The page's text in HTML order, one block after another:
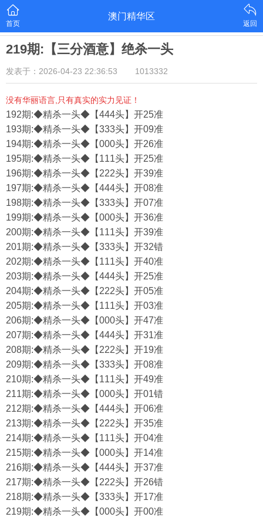
首页
澳门精华区
返回
219期:【三分酒意】绝杀一头
发表于：2026-04-23 22:36:53 1013332
没有华丽语言,只有真实的实力见证！
192期:◆精杀一头◆【444头】开25准
193期:◆精杀一头◆【333头】开09准
194期:◆精杀一头◆【000头】开26准
195期:◆精杀一头◆【111头】开25准
196期:◆精杀一头◆【222头】开39准
197期:◆精杀一头◆【444头】开08准
198期:◆精杀一头◆【333头】开07准
199期:◆精杀一头◆【000头】开36准
200期:◆精杀一头◆【111头】开39准
201期:◆精杀一头◆【333头】开32错
202期:◆精杀一头◆【111头】开40准
203期:◆精杀一头◆【444头】开25准
204期:◆精杀一头◆【222头】开05准
205期:◆精杀一头◆【111头】开03准
206期:◆精杀一头◆【000头】开47准
207期:◆精杀一头◆【444头】开31准
208期:◆精杀一头◆【222头】开19准
209期:◆精杀一头◆【333头】开08准
210期:◆精杀一头◆【111头】开49准
211期:◆精杀一头◆【000头】开01错
212期:◆精杀一头◆【444头】开06准
213期:◆精杀一头◆【222头】开35准
214期:◆精杀一头◆【111头】开04准
215期:◆精杀一头◆【000头】开14准
216期:◆精杀一头◆【444头】开37准
217期:◆精杀一头◆【222头】开26错
218期:◆精杀一头◆【333头】开17准
219期:◆精杀一头◆【000头】开00准